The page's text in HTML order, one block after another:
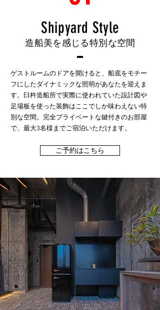
Shipyard Style
造船美を感じる特別な空間
ゲストルームのドアを開けると、船底をモチー
フにしたダイナミックな照明があなたを迎えま
す。臼杵造船所で実際に使われていた設計図や
足場板を使った装飾はここでしか味わえない特
別な空間。完全プライベートな鍵付きのお部屋
で、最大3名様までご宿泊いただけます。
ご予約はこちら